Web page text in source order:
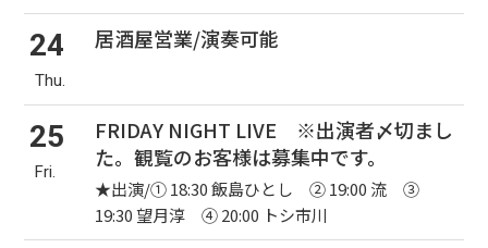
24
Thu.
居酒屋営業/演奏可能
25
Fri.
FRIDAY NIGHT LIVE ※出演者〆切まし
た。観覧のお客様は募集中です。
★出演/① 18:30 飯島ひとし ② 19:00 流 ③
19:30 望月淳 ④ 20:00 トシ市川